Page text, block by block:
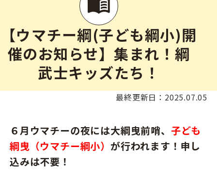
【ウマチー綱(子ども綱小)開
催のお知らせ】集まれ！綱
武士キッズたち！
最終更新日：2025.07.05
６月ウマチーの夜には大綱曳前哨、 子ども
綱曳（ウマチー綱小） が行われます！申し
込みは不要！